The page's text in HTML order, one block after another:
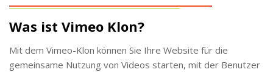
Was ist Vimeo Klon?
Mit dem Vimeo-Klon können Sie Ihre Website für die
gemeinsame Nutzung von Videos starten, mit der Benutzer